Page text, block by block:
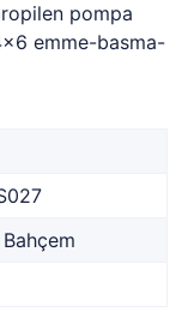
pompa
emme-basma-